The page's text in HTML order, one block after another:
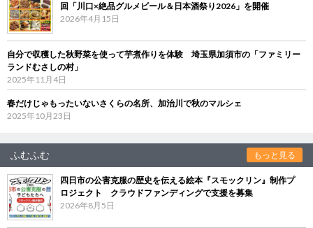
回「川口×絶品グルメビール＆日本酒祭り2026」を開催
2026年4月15日
自分で収穫した秋野菜を使って芋煮作りを体験 埼玉県加須市の「ファミリー
ランドむさしの村」
2025年11月4日
春だけじゃもったいないさくらの名所、加治川で秋のマルシェ
2025年10月23日
ふむふむ もっと見る
四日市の公害克服の歴史を伝える絵本『スモックリン』制作プ
ロジェクト クラウドファンディングで支援を募集
2026年8月5日